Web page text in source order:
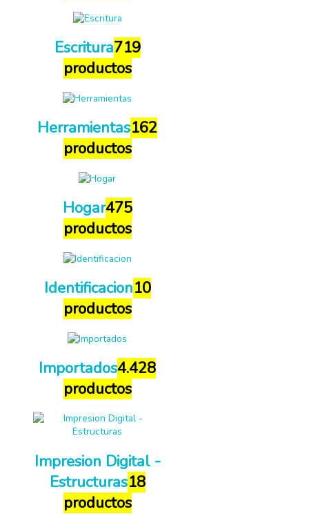
Escritura719
productos
Herramientas162
productos
Hogar475
productos
Identificacion10
productos
Importados4.428
productos
Impresion Digital -
Estructuras18
productos